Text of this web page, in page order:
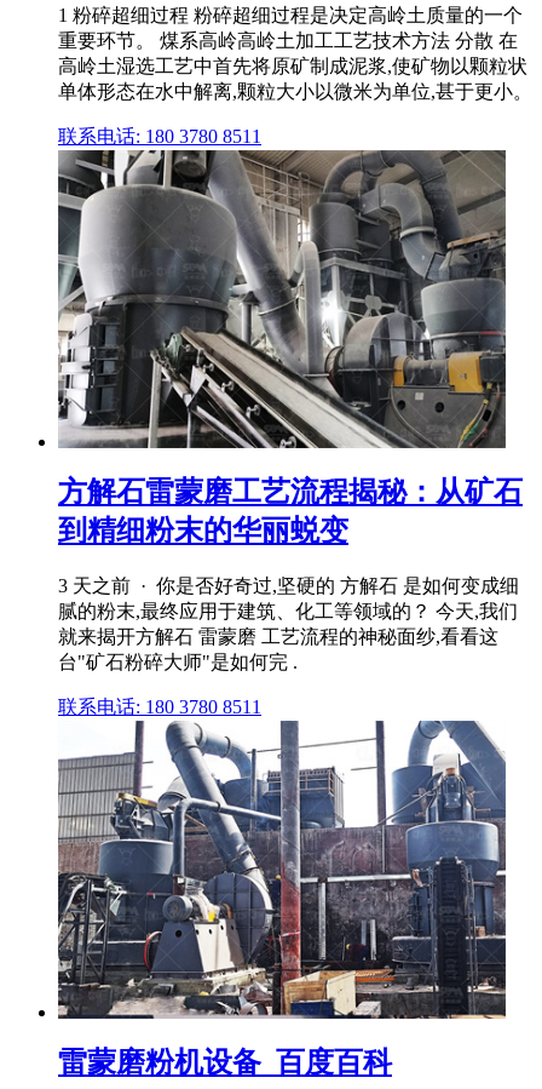
1 粉碎超细过程 粉碎超细过程是决定高岭土质量的一个
重要环节。 煤系高岭高岭土加工工艺技术方法 分散 在
高岭土湿选工艺中首先将原矿制成泥浆,使矿物以颗粒状
单体形态在水中解离,颗粒大小以微米为单位,甚于更小。
联系电话: 180 3780 8511
方解石雷蒙磨工艺流程揭秘：从矿石
到精细粉末的华丽蜕变
3 天之前 · 你是否好奇过,坚硬的 方解石 是如何变成细
腻的粉末,最终应用于建筑、化工等领域的？ 今天,我们
就来揭开方解石 雷蒙磨 工艺流程的神秘面纱,看看这
台"矿石粉碎大师"是如何完 .
联系电话: 180 3780 8511
雷蒙磨粉机设备_百度百科